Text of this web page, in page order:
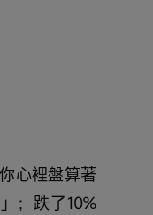
心裡盤算著
；跌了10%